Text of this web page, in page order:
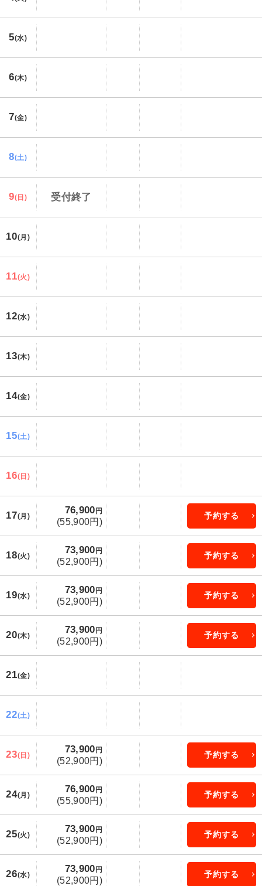
5(水)
6(木)
7(金)
8(土)
9(日) 受付終了
10(月)
11(火)
12(水)
13(木)
14(金)
15(土)
16(日)
17(月)
76,900 円
(55,900円)
予約する
18(火)
73,900 円
(52,900円)
予約する
19(水)
73,900 円
(52,900円)
予約する
20(木)
73,900 円
(52,900円)
予約する
21(金)
22(土)
23(日)
73,900 円
(52,900円)
予約する
24(月)
76,900 円
(55,900円)
予約する
25(火)
73,900 円
(52,900円)
予約する
26(水)
73,900 円
(52,900円)
予約する